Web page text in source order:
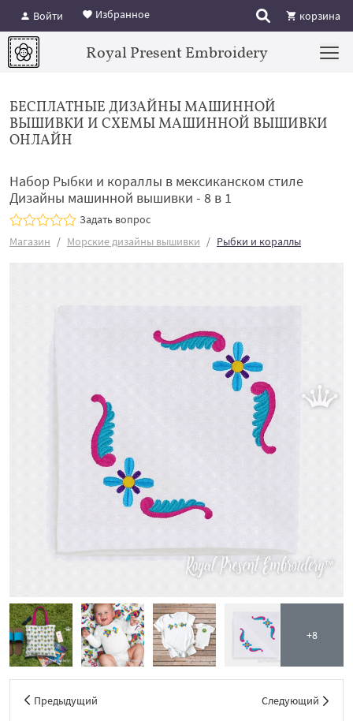
Войти Избранное корзина
Royal Present Embroidery
БЕСПЛАТНЫЕ ДИЗАЙНЫ МАШИННОЙ
ВЫШИВКИ И СХЕМЫ МАШИННОЙ ВЫШИВКИ
ОНЛАЙН
Набор Рыбки и кораллы в мексиканском стиле
Дизайны машинной вышивки - 8 в 1
Задать вопрос
Магазин
Морские дизайны вышивки Рыбки и кораллы
+8
Предыдущий Следующий